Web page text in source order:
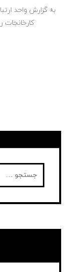
به گزارش واحد
کارخانجات